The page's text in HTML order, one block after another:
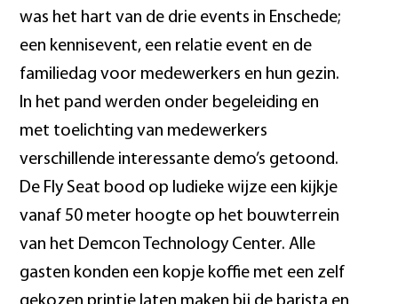
was het hart van de drie events in Enschede;
een kennisevent, een relatie event en de
familiedag voor medewerkers en hun gezin.
In het pand werden onder begeleiding en
met toelichting van medewerkers
verschillende interessante demo’s getoond.
De Fly Seat bood op ludieke wijze een kijkje
vanaf 50 meter hoogte op het bouwterrein
van het Demcon Technology Center. Alle
gasten konden een kopje koffie met een zelf